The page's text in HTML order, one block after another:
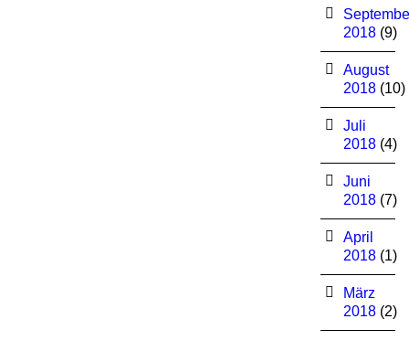
2018 (9)
August
2018 (10)
Juli
2018 (4)
Juni
2018 (7)
April
2018 (1)
März
2018 (2)